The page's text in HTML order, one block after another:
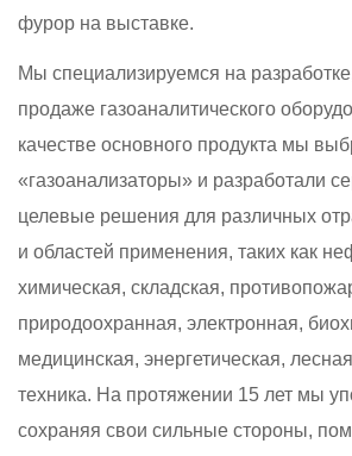
фурор на выставке.
Мы специализируемся на
продаже газоаналитического
качестве основного продукта мы
«газоанализаторы» и разработали
целевые решения для различных
и областей применения, таких как
химическая, складская,
природоохранная, электронная,
медицинская, энергетическая,
техника. На протяжении 15 лет мы
сохраняя свои сильные стороны,